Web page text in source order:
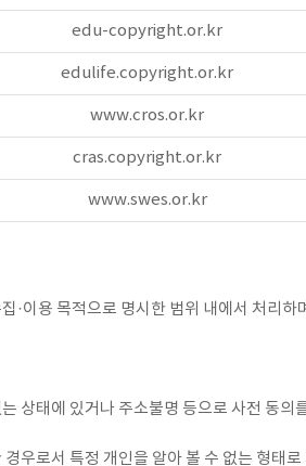
edu-copyright.or.kr
edulife.copyright.or.kr
www.cros.or.kr
cras.copyright.or.kr
www.swes.or.kr
·이용 목적으로 명시한 범위 내에서 처리
상태에 있거나 주소불명 등으로 사전 동
우로서 특정 개인을 알아 볼 수 없는 형태